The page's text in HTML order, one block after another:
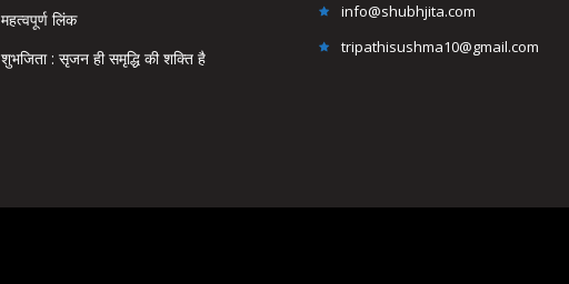
महत्वपूर्ण लिंक
शुभजिता : सृजन ही समृद्धि की शक्ति है
info@shubhjita.com
tripathisushma10@gmail.com